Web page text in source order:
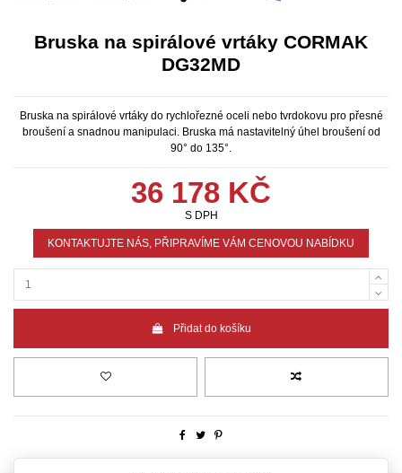
Bruska na spirálové vrtáky CORMAK
DG32MD
Bruska na spirálové vrtáky do rychlořezné oceli nebo tvrdokovu pro přesné
broušení a snadnou manipulaci. Bruska má nastavitelný úhel broušení od
90° do 135°.
36 178 KČ
S DPH
KONTAKTUJTE NÁS, PŘIPRAVÍME VÁM CENOVOU NABÍDKU
Přidat do košíku